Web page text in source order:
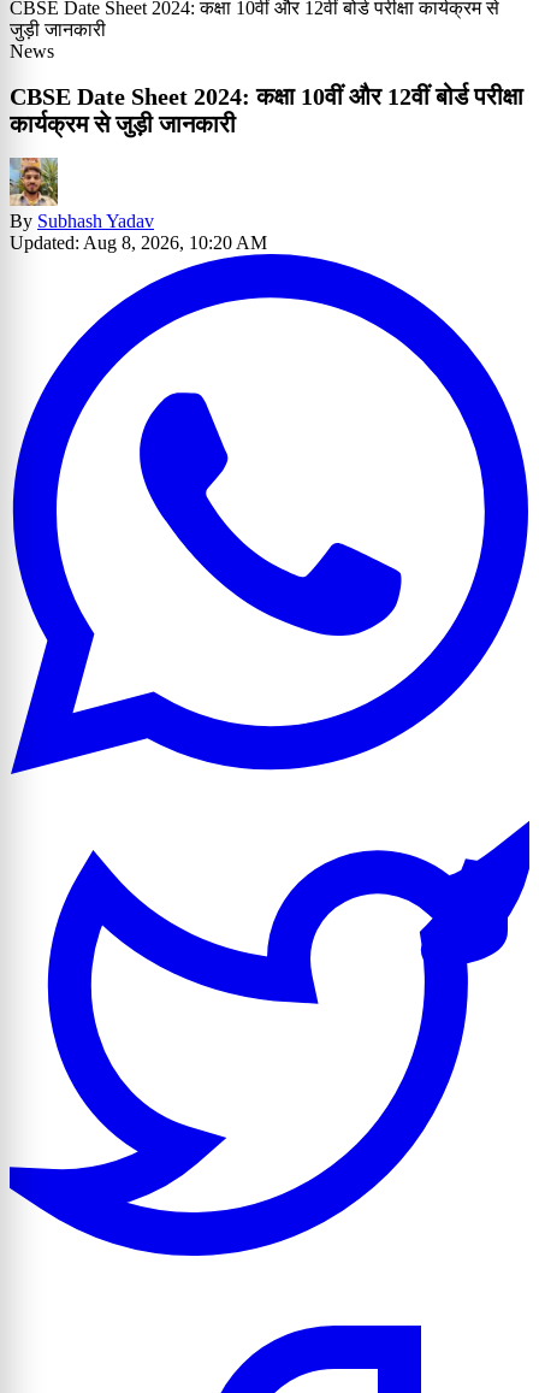
CBSE Date Sheet 2024: कक्षा 10वीं और 12वीं बोर्ड परीक्षा कार्यक्रम से
जुड़ी जानकारी
News
CBSE Date Sheet 2024: कक्षा 10वीं और 12वीं बोर्ड परीक्षा
कार्यक्रम से जुड़ी जानकारी
By Subhash Yadav
Updated: Aug 8, 2026, 10:20 AM